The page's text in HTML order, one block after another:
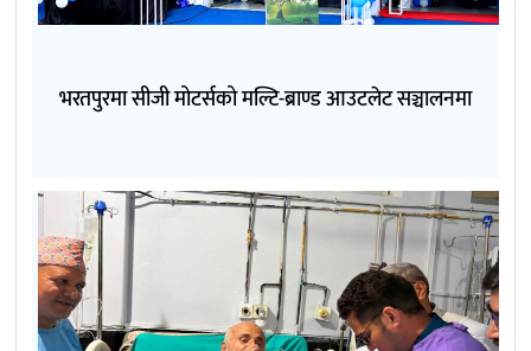
भरतपुरमा सीजी मोटर्सको मल्टि-ब्राण्ड आउटलेट सञ्चालनमा